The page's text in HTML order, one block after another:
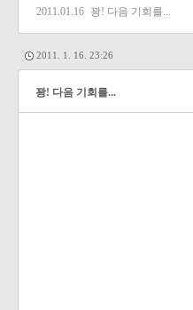
2011.01.16 꽝! 다음 기회를...
2011. 1. 16. 23:26
꽝! 다음 기회를...